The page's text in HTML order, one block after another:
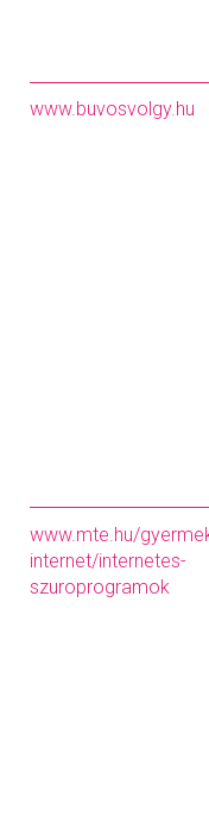
www.buvosvolgy.hu
www.mte.hu/
internet/internetes-
szuroprogramok